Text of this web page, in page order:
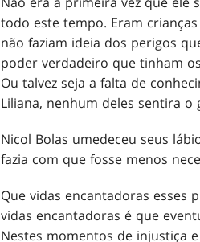
todo este tempo. Eram
não faziam ideia dos perigos
poder verdadeiro que tinham
Ou talvez seja a falta de
Liliana, nenhum deles sentira
Nicol Bolas umedeceu seus
fazia com que fosse menos
Que vidas encantadoras esses
vidas encantadoras é que
Nestes momentos de injustiça